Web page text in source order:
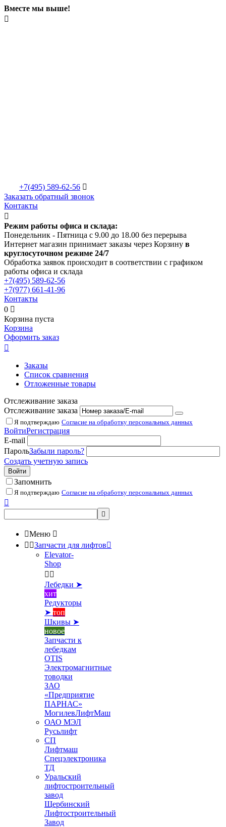
Вместе мы выше!

+7(495) 589-62-56 
Заказать обратный звонок
Контакты

Режим работы офиса и склада:
Понедельник - Пятница с 9.00 до 18.00 без перерыва
Интернет магазин принимает заказы через Корзину в
круглосуточном режиме 24/7
Обработка заявок происходит в соответствии с графиком
работы офиса и склада
+7(495) 589-62-56
+7(977) 661-41-96
Контакты
0 
Корзина пуста
Корзина
Оформить заказ

Заказы
Список сравнения
Отложенные товары
Отслеживание заказа
Отслеживание заказа
Я подтверждаю Согласие на обработку персональных данных
ВойтиРегистрация
E-mail
ПарольЗабыли пароль?
Создать учетную запись
Войти
Запомнить
Я подтверждаю Согласие на обработку персональных данных


Меню 
 Запчасти для лифтов
Elevator-
Shop
 
Лебедки ➤
хит
Редукторы
➤ топ
Шкивы ➤
новое
Запчасти к
лебедкам
OTIS
Электромагнитные
товодки
ЗАО
«Предприятие
ПАРНАС»
МогилевЛифтМаш
ОАО МЭЛ
Русьлифт
СП
Лифтмаш
Спецэлектроника
ТД
Уральский
лифтостроительный
завод
Щербинский
Лифтостроительный
Завод